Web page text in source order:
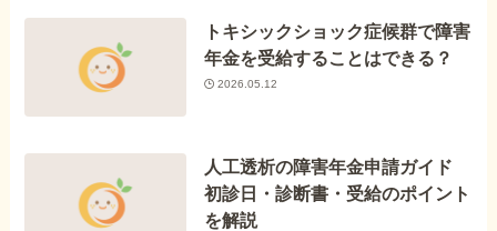
トキシックショック症候群で障害
年金を受給することはできる？
2026.05.12
人工透析の障害年金申請ガイド
初診日・診断書・受給のポイント
を解説